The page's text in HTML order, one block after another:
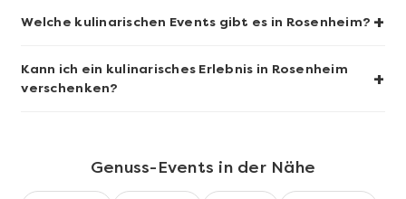
Welche kulinarischen Events gibt es in Rosenheim? +
Kann ich ein kulinarisches Erlebnis in Rosenheim
verschenken?
+
Genuss-Events in der Nähe